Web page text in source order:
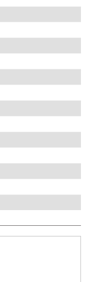
PŁATNOŚCI